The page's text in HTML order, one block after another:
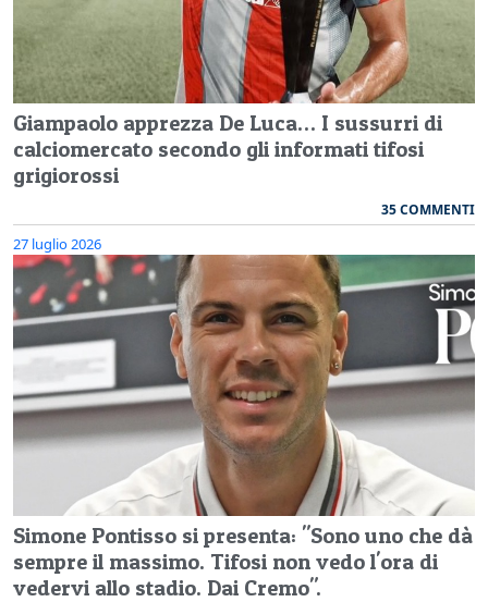
Giampaolo apprezza De Luca… I sussurri di
calciomercato secondo gli informati tifosi
grigiorossi
35 COMMENTI
27 luglio 2026
Simone Pontisso si presenta: "Sono uno che dà
sempre il massimo. Tifosi non vedo l'ora di
vedervi allo stadio. Dai Cremo".